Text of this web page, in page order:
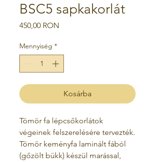
BSC5 sapkakorlát
450,00 RON
Mennyiség *
Kosárba
Tömör fa lépcsőkorlátok
végeinek felszerelésére tervezték.
Tömör keményfa laminált fából
(gőzölt bükk) készül marással,